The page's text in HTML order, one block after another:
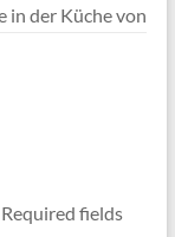
in der Küche von
Required fields